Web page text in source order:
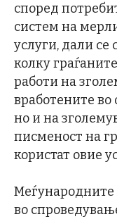
според
систем на
услуги, дали се
колку
работи на
вработените
но и на
писменост на
користат овие
Меѓународните
во